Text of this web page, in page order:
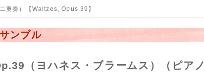
重奏）【Waltzes, Opus 39】
ンブル
（ヨハネス・ブラームス）（ピアノ